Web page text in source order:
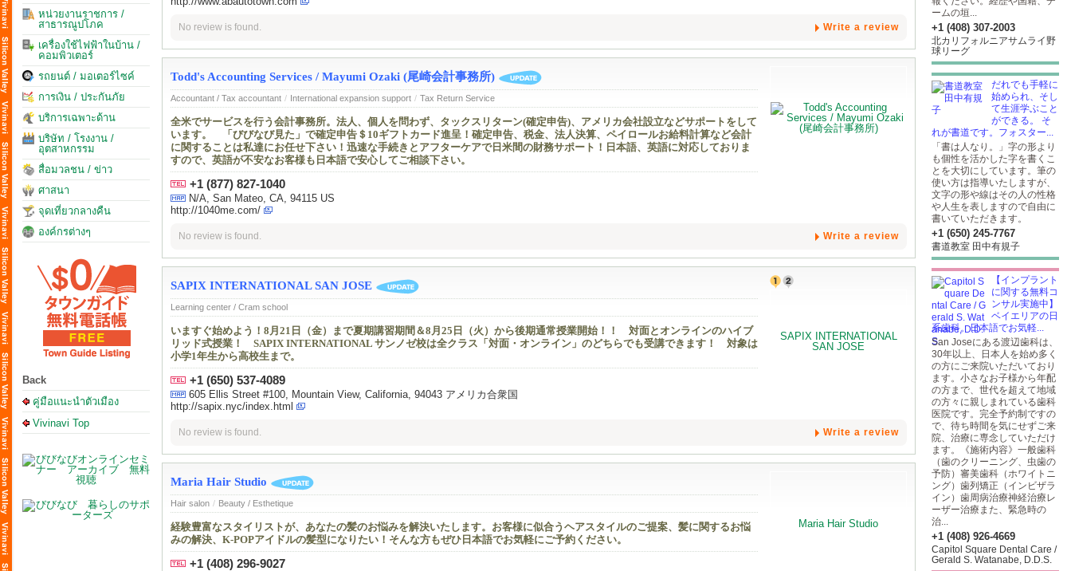
หน่วยงานราชการ /
สาธารณูปโภค
เครื่องใช้ไฟฟ้าในบ้าน /
คอมพิวเตอร์
รถยนต์ / มอเตอร์ไซค์
การเงิน / ประกันภัย
บริการเฉพาะด้าน
บริษัท / โรงงาน /
อุตสาหกรรม
สื่อมวลชน / ข่าว
ศาสนา
จุดเที่ยวกลางคืน
องค์กรต่างๆ
Back
คู่มือแนะนำตัวเมือง
Vivinavi Top
No review is found. Write a review
Todd's Accounting Services / Mayumi Ozaki (尾崎会計事務所)
Accountant / Tax accountant / International expansion support / Tax Return Service
全米でサービスを行う会計事務所。法人、個人を問わず、タックスリターン(確定申告)、アメリカ会社設立などサポートをして
います。 「びびなび見た」で確定申告＄10ギフトカード進呈！確定申告、税金、法人決算、ペイロールお給料計算など会計
に関することは私達にお任せ下さい！迅速な手続きとアフターケアで日米間の財務サポート！日本語、英語に対応しておりま
すので、英語が不安なお客様も日本語で安心してご相談下さい。
+1 (877) 827-1040
N/A, San Mateo, CA, 94115 US
http://1040me.com/
No review is found. Write a review
SAPIX INTERNATIONAL SAN JOSE
Learning center / Cram school
いますぐ始めよう！8月21日（金）まで夏期講習期間＆8月25日（火）から後期通常授業開始！！ 対面とオンラインのハイブ
リッド式授業！ SAPIX INTERNATIONAL サンノゼ校は全クラス「対面・オンライン」のどちらでも受講できます！ 対象は
小学1年生から高校生まで。
+1 (650) 537-4089
605 Ellis Street #100, Mountain View, California, 94043 アメリカ合衆国
http://sapix.nyc/index.html
No review is found. Write a review
Maria Hair Studio
Hair salon / Beauty / Esthetique
経験豊富なスタイリストが、あなたの髪のお悩みを解決いたします。お客様に似合うヘアスタイルのご提案、髪に関するお悩
みの解決、K-POPアイドルの髪型になりたい！そんな方もぜひ日本語でお気軽にご予約ください。
+1 (408) 296-9027
ームの垣...
+1 (408) 307-2003
北カリフォルニアサムライ野
球リーグ
だれでも手軽に
始められ、そし
て生涯学ぶこと
ができる。 そ
れが書道です。フォスター...
「書は人なり。」字の形より
も個性を活かした字を書くこ
とを大切にしています。筆の
使い方は指導いたしますが、
文字の形や線はその人の性格
や人生を表しますので自由に
書いていただきます。
+1 (650) 245-7767
書道教室 田中有規子
【インプラント
に関する無料コ
ンサル実施中】
ベイエリアの日
系歯科。日本語でお気軽...
San Joseにある渡辺歯科は、
30年以上、日本人を始め多く
の方にご来院いただいており
ます。小さなお子様から年配
の方まで、世代を超えて地域
の方々に親しまれている歯科
医院です。完全予約制ですの
で、待ち時間を気にせずご来
院、治療に専念していただけ
ます。《施術内容》一般歯科
（歯のクリーニング、虫歯の
予防）審美歯科（ホワイトニ
ング）歯列矯正（インビザラ
イン）歯周病治療神経治療レ
ーザー治療また、緊急時の
治...
+1 (408) 926-4669
Capitol Square Dental Care /
Gerald S. Watanabe, D.D.S.